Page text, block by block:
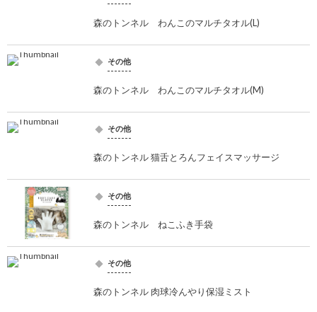
森のトンネル わんこのマルチタオル(L)
その他
森のトンネル わんこのマルチタオル(M)
その他
森のトンネル 猫舌とろんフェイスマッサージ
その他
森のトンネル ねこふき手袋
その他
森のトンネル 肉球冷んやり保湿ミスト